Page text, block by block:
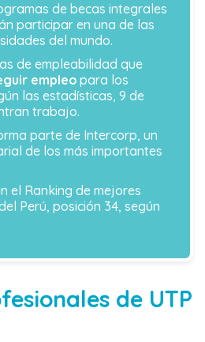
de becas integrales
participar en una de las
del mundo.
de empleabilidad que
empleo para los
las estadísticas, 9 de
trabajo.
parte de Intercorp, un
de los más importantes
el Ranking de mejores
Perú, posición 34, según
de UTP